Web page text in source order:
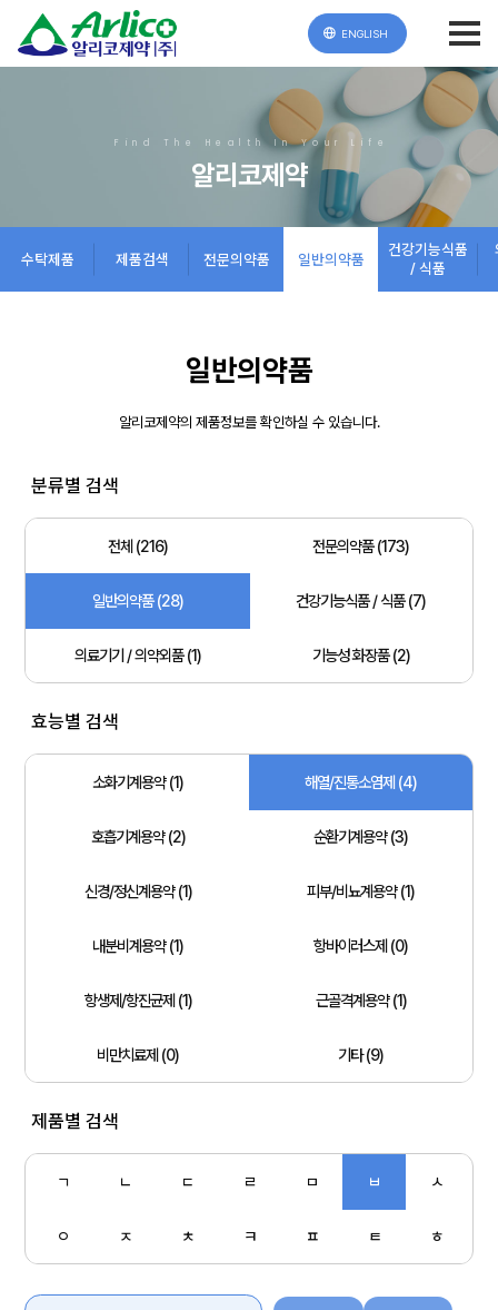
ENGLISH
Find The Health In Your Life
알리코제약
수탁제품 제품검색 전문의약품 일반의약품
건강기능식품
/ 식품
일반의약품
알리코제약의 제품정보를 확인하실 수 있습니다.
분류별 검색
전체 (216) 전문의약품 (173)
일반의약품 (28) 건강기능식품 / 식품 (7)
의료기기 / 의약외품 (1) 기능성 화장품 (2)
효능별 검색
소화기계용약 (1) 해열/진통소염제 (4)
호흡기계용약 (2) 순환기계용약 (3)
신경/정신계용약 (1) 피부/비뇨계용약 (1)
내분비계용약 (1) 항바이러스제 (0)
항생제/항진균제 (1) 근골격계용약 (1)
비만치료제 (0) 기타 (9)
제품별 검색
ㄱ ㄴ ㄷ ㄹ ㅁ ㅂ ㅅ
ㅇ ㅈ ㅊ ㅋ ㅍ ㅌ ㅎ